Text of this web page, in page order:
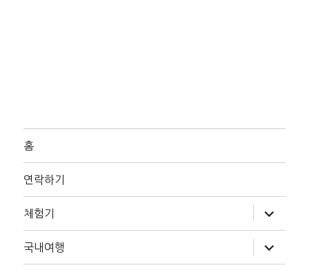
홈
연락하기
체험기
위
메
확
장
국내여행
위
메